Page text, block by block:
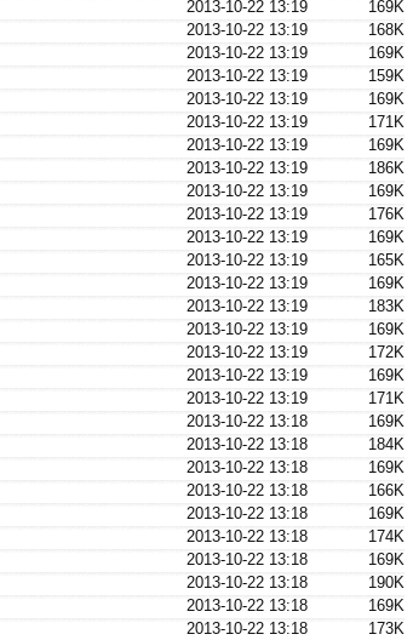
2013-10-22 13:19
169K
2013-10-22 13:19
168K
2013-10-22 13:19
169K
2013-10-22 13:19
159K
2013-10-22 13:19
169K
2013-10-22 13:19
171K
2013-10-22 13:19
169K
2013-10-22 13:19
186K
2013-10-22 13:19
169K
2013-10-22 13:19
176K
2013-10-22 13:19
169K
2013-10-22 13:19
165K
2013-10-22 13:19
169K
2013-10-22 13:19
183K
2013-10-22 13:19
169K
2013-10-22 13:19
172K
2013-10-22 13:19
169K
2013-10-22 13:19
171K
2013-10-22 13:18
169K
2013-10-22 13:18
184K
2013-10-22 13:18
169K
2013-10-22 13:18
166K
2013-10-22 13:18
169K
2013-10-22 13:18
174K
2013-10-22 13:18
169K
2013-10-22 13:18
190K
2013-10-22 13:18
169K
2013-10-22 13:18
173K